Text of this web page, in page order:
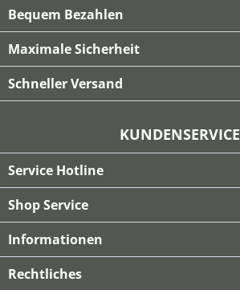
Bequem Bezahlen
Maximale Sicherheit
Schneller Versand
KUNDENSERVICE
Service Hotline
Shop Service
Informationen
Rechtliches